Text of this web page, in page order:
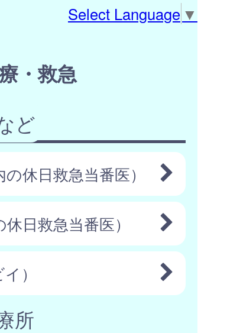
Select Language ▼
・救急
ど
休日救急当番医）
日救急当番医）
）
所